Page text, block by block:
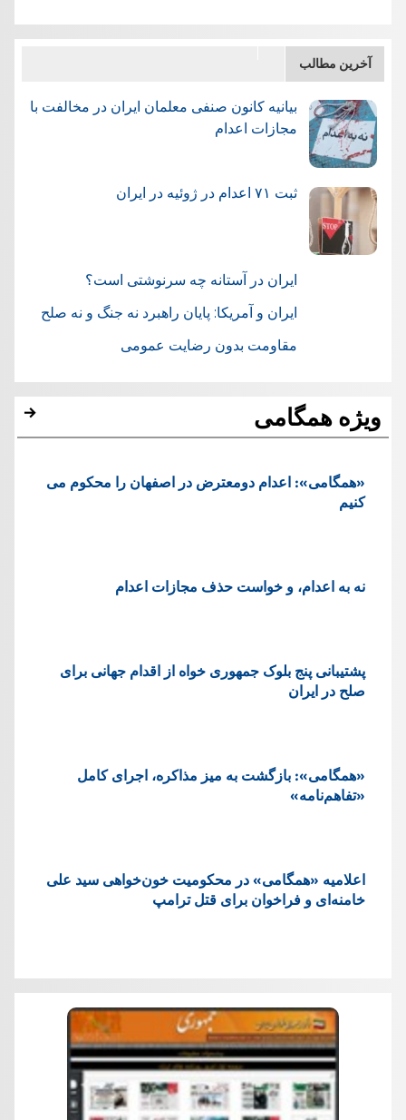
آخرین مطالب
بیانیه کانون صنفی معلمان ایران در مخالفت با
مجازات اعدام
ثبت ۷۱ اعدام در ژوئيه در ایران
ایران در آستانه چه سرنوشتی است؟
ایران و آمریکا: پایان راهبرد نه جنگ و نه صلح
مقاومت بدون رضایت عمومی
ویژه همگامی
«همگامی»: اعدام دومعترض در اصفهان را محکوم می
کنیم
نه به اعدام، و خواست حذف مجازات اعدام
پشتيبانی پنج بلوک جمهوری خواه از اقدام جهانی برای
صلح در ایران
«همگامی»: بازگشت به میز مذاکره، اجرای کامل
«تفاهم‌نامه»
اعلامیه «همگامی» در محکومیت خون‌خواهی سید علی
خامنه‌ای و فراخوان برای قتل ترامپ